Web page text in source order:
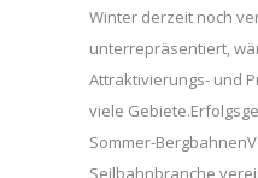
Winter derzeit noch
unterrepräsentiert,
Attraktivierungs- und
viele
Sommer-
Seilbahnbranche